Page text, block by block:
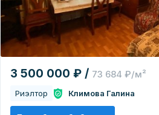
3 500 000 ₽ / 73 684 ₽/м²
Риэлтор Климова Галина